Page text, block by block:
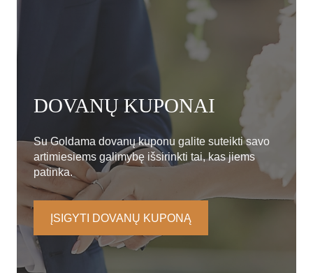
DOVANŲ KUPONAI
Su Goldama dovanų kuponu galite suteikti savo
artimiesiems galimybę išsirinkti tai, kas jiems
patinka.
ĮSIGYTI DOVANŲ KUPONĄ